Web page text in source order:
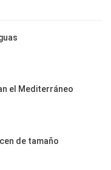
el Mediterráneo
de tamaño